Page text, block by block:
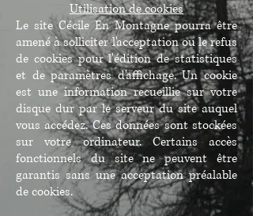
Utilisation de cookies
Le site Cécile En Montagne pourra être
amené à solliciter l'acceptation ou le refus
de cookies pour l'édition de statistiques
et de paramètres d'affichage. Un cookie
est une information recueillie sur votre
disque dur par le serveur du site auquel
vous accédez. Ces données sont stockées
sur votre ordinateur. Certains accès
fonctionnels du site ne peuvent être
garantis sans une acceptation préalable
de cookies.